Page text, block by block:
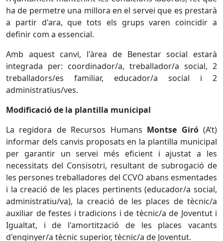
ha de permetre una millora en el servei que es prestarà
a partir d'ara, que tots els grups varen coincidir a
definir com a essencial.
Amb aquest canvi, l'àrea de Benestar social estarà
integrada per: coordinador/a, treballador/a social, 2
treballadors/es familiar, educador/a social i 2
administratius/ves.
Modificació de la plantilla municipal
La regidora de Recursos Humans Montse Giró(A’t)
informar dels canvis proposats en la plantilla municipal
per garantir un servei més eficient i ajustat a les
necessitats del Consisotri, resultant de subrogació de
les persones treballadores del CCVO abans esmentades
i la creació de les places pertinents (educador/a social,
administratiu/va), la creació de les places de tècnic/a
auxiliar de festes i tradicions i de tècnic/a de Joventut i
Igualtat, i de l'amortització de les places vacants
d'enginyer/a tècnic superior, tècnic/a de Joventut.